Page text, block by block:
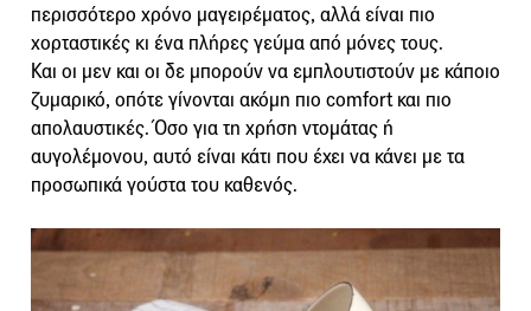
περισσότερο χρόνο μαγειρέματος, αλλά είναι πιο
χορταστικές κι ένα πλήρες γεύμα από μόνες τους.
Και οι μεν και οι δε μπορούν να εμπλουτιστούν με κάποιο
ζυμαρικό, οπότε γίνονται ακόμη πιο comfort και πιο
απολαυστικές. Όσο για τη χρήση ντομάτας ή
αυγολέμονου, αυτό είναι κάτι που έχει να κάνει με τα
προσωπικά γούστα του καθενός.